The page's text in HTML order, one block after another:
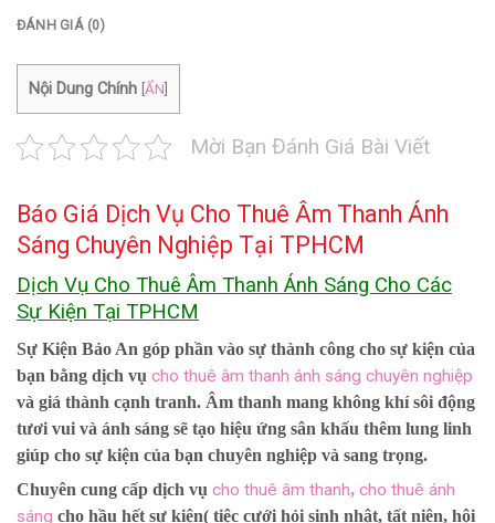
ĐÁNH GIÁ (0)
Nội Dung Chính ẨN
Mời Bạn Đánh Giá Bài Viết
Báo Giá Dịch Vụ Cho Thuê Âm Thanh Ánh
Sáng Chuyên Nghiệp Tại TPHCM
Dịch Vụ Cho Thuê Âm Thanh Ánh Sáng Cho Các
Sự Kiện Tại TPHCM
Sự Kiện Bảo An góp phần vào sự thành công cho sự kiện của
bạn bằng dịch vụ cho thuê âm thanh ánh sáng chuyên nghiệp
và giá thành cạnh tranh. Âm thanh mang không khí sôi động
tươi vui và ánh sáng sẽ tạo hiệu ứng sân khấu thêm lung linh
giúp cho sự kiện của bạn chuyên nghiệp và sang trọng.
Chuyên cung cấp dịch vụ cho thuê âm thanh, cho thuê ánh
sáng cho hầu hết sự kiện( tiệc cưới hỏi sinh nhật, tất niên, hội